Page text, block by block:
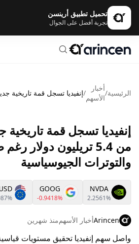
تحميل تطبيق أرينسن
تجربة أفضل على الجوال
الرئيسية/
أخبار
الأسهم
/
إنفيديا تسجل قمة تاريخية
من 5.4 تريليون
والتوترات الجيوسياسية
NVDA
2.2561%
GOOG
-0.9418%
Arincenأخبار الأسهممنذ شهرين
واصل سهم إنفيديا تحقيق مستويات